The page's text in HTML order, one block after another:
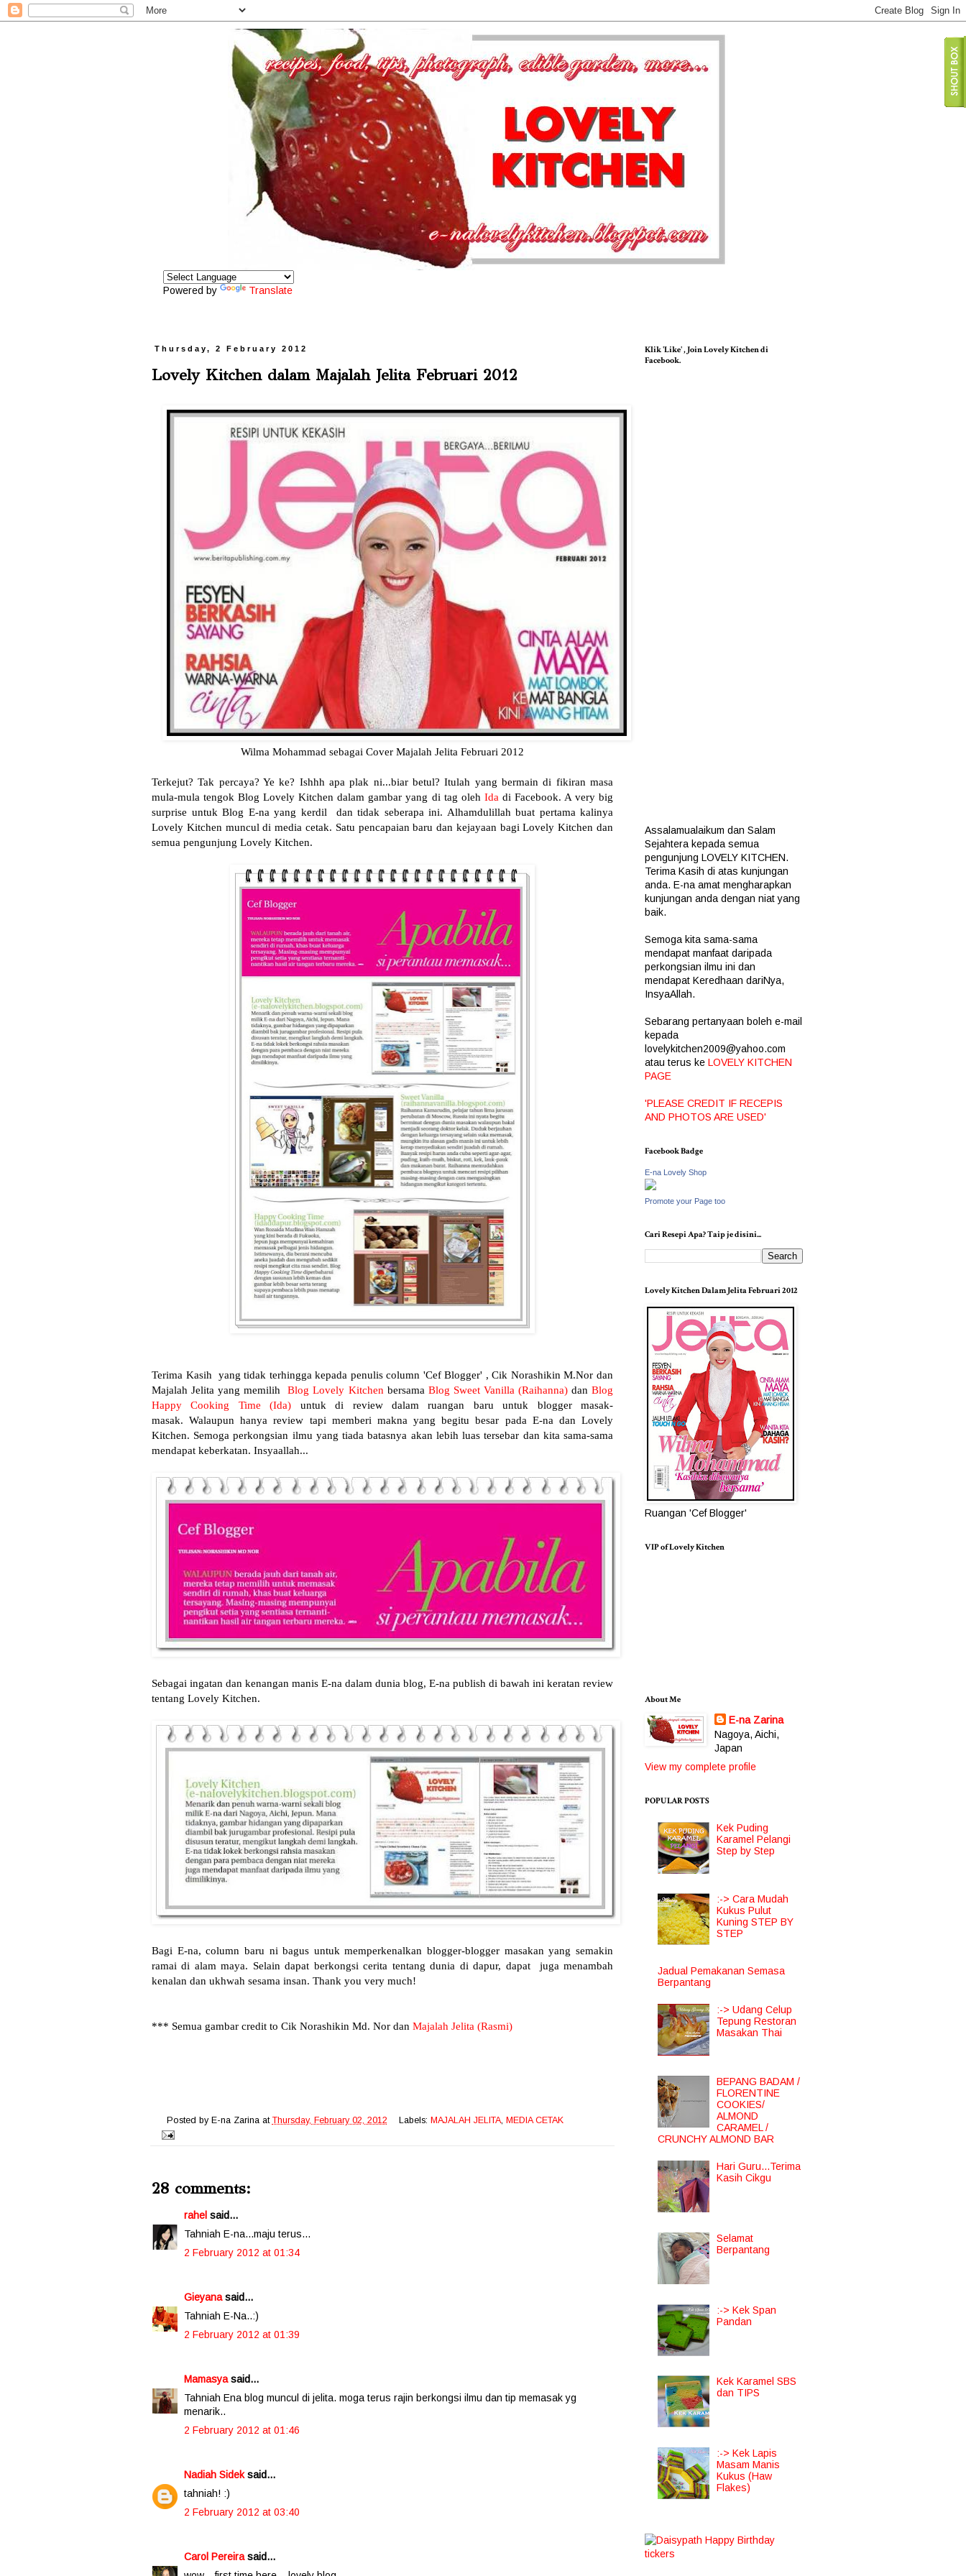
Powered by Translate
Thursday, 2 February 2012
Lovely Kitchen dalam Majalah Jelita Februari 2012
Wilma Mohammad sebagai Cover Majalah Jelita Februari 2012
Terkejut? Tak percaya? Ye ke? Ishhh apa plak ni...biar betul? Itulah yang bermain di fikiran masa
mula-mula tengok Blog Lovely Kitchen dalam gambar yang di tag oleh Ida di Facebook. A very big
surprise untuk Blog E-na yang kerdil dan tidak seberapa ini. Alhamdulillah buat pertama kalinya
Lovely Kitchen muncul di media cetak. Satu pencapaian baru dan kejayaan bagi Lovely Kitchen dan
semua pengunjung Lovely Kitchen.
Terima Kasih yang tidak terhingga kepada penulis column 'Cef Blogger' , Cik Norashikin M.Nor dan
Majalah Jelita yang memilihBlog Lovely Kitchen bersama Blog Sweet Vanilla (Raihanna)danBlog
Happy Cooking Time (Ida) untuk di review dalam ruangan baru untuk blogger masak-
masak. Walaupun hanya review tapi memberi makna yang begitu besar pada E-na dan Lovely
Kitchen. Semoga perkongsian ilmu yang tiada batasnya akan lebih luas tersebar dan kita sama-sama
mendapat keberkatan. Insyaallah...
Sebagai ingatan dan kenangan manis E-na dalam dunia blog, E-na publish di bawah ini keratan review
tentang Lovely Kitchen.
Bagi E-na, column baru ni bagus untuk memperkenalkan blogger-blogger masakan yang semakin
ramai di alam maya. Selain dapat berkongsi cerita tentang dunia di dapur, dapat juga menambah
kenalan dan ukhwah sesama insan. Thank you very much!
*** Semua gambar credit to Cik Norashikin Md. Nor dan Majalah Jelita (Rasmi)
Posted by E-na Zarina atThursday, February 02, 2012 Labels:MAJALAH JELITA ,MEDIA CETAK
28 comments:
rahel said...
Tahniah E-na...maju terus...
2 February 2012 at 01:34
Gieyanasaid...
Tahniah E-Na..:)
2 February 2012 at 01:39
Mamasyasaid...
Tahniah Ena blog muncul di jelita. moga terus rajin berkongsi ilmu dan tip memasak yg
menarik..
2 February 2012 at 01:46
Nadiah Sideksaid...
tahniah! :)
2 February 2012 at 03:40
Carol Pereirasaid...
Klik 'Like' , Join Lovely Kitchen di
Facebook.
Assalamualaikum dan Salam
Sejahtera kepada semua
pengunjung LOVELY KITCHEN.
Terima Kasih di atas kunjungan
anda. E-na amat mengharapkan
kunjungan anda dengan niat yang
baik.
Semoga kita sama-sama
mendapat manfaat daripada
perkongsian ilmu ini dan
mendapat Keredhaan dariNya,
InsyaAllah.
Sebarang pertanyaan boleh e-mail
kepada
lovelykitchen2009@yahoo.com
atau terus ke LOVELY KITCHEN
PAGE
'PLEASE CREDIT IF RECEPIS
AND PHOTOS ARE USED'
Facebook Badge
E-na Lovely Shop
Promote your Page too
Cari Resepi Apa? Taip je disini...
Lovely Kitchen Dalam Jelita Februari 2012
Ruangan 'Cef Blogger'
VIP of Lovely Kitchen
About Me
E-na Zarina
Nagoya, Aichi,
Japan
View my complete profile
POPULAR POSTS
Kek Puding
Karamel Pelangi
Step by Step
:-> Cara Mudah
Kukus Pulut
Kuning STEP BY
STEP
Jadual Pemakanan Semasa
Berpantang
:-> Udang Celup
Tepung Restoran
Masakan Thai
BEPANG BADAM /
FLORENTINE
COOKIES/
ALMOND
CARAMEL /
CRUNCHY ALMOND BAR
Hari Guru...Terima
Kasih Cikgu
Selamat
Berpantang
:-> Kek Span
Pandan
Kek Karamel SBS
dan TIPS
:-> Kek Lapis
Masam Manis
Kukus (Haw
Flakes)